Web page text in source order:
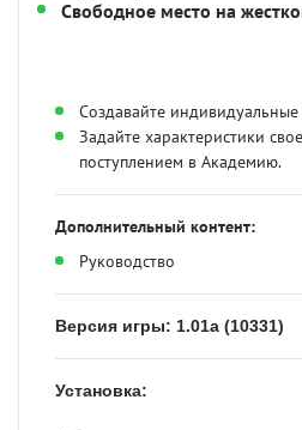
Свободное место на
Создавайте
Задайте характеристики
поступлением в Академию.
Дополнительный контент:
Руководство
Версия игры: 1.01a (10331)
Установка: